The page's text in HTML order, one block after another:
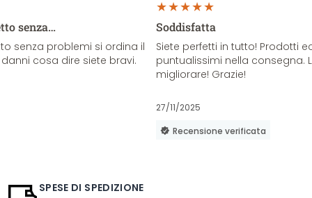
senza…
senza problemi si ordina il
cosa dire siete bravi.
Soddisfatta
Siete perfetti in tutto! Prodotti
puntualissimi nella consegna.
migliorare! Grazie!
27/11/2025
Recensione verificata
SPESE DI SPEDIZIONE